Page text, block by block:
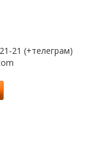
21 (+телеграм)